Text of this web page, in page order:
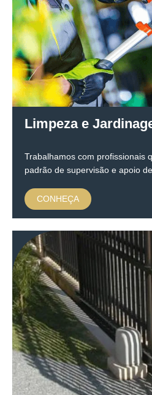
Limpeza e
Trabalhamos com profissionais
padrão de supervisão e apoio
CONHEÇA